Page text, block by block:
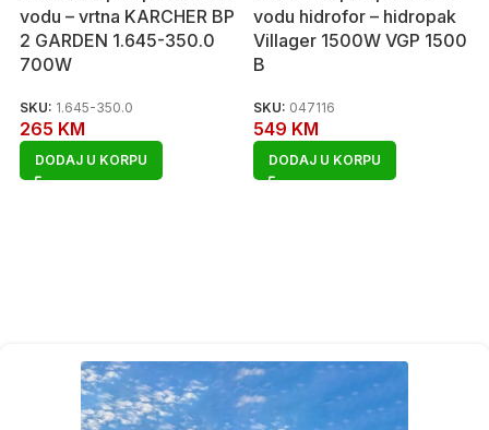
vodu – vrtna KARCHER BP
2 GARDEN 1.645-350.0
700W
SKU: 1.645-350.0
265 KM
DODAJ U KORPU
vodu hidrofor – hidropak
Villager 1500W VGP 1500
B
SKU: 047116
549 KM
DODAJ U KORPU